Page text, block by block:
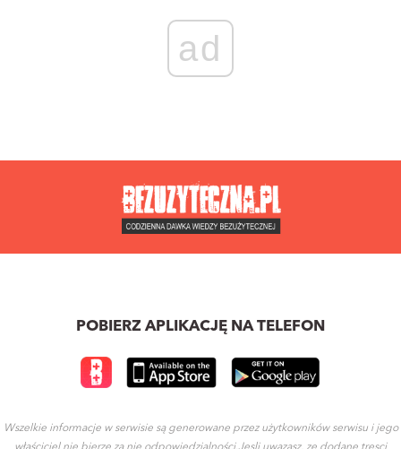
ad
POBIERZ APLIKACJĘ NA TELEFON
Wszelkie informacje w serwisie są generowane przez użytkowników serwisu i jego